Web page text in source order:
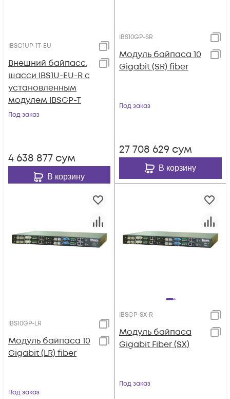
IBSG1UP-1T-EU
Внешний байпасс,
шасси IBS1U-EU-R с
установленным
модулем IBSGP-T
Под заказ
4 638 877 сум
В корзину
IBS10GP-SR
Модуль байпаса 10
Gigabit (SR) fiber
Под заказ
27 708 629 сум
В корзину
IBS10GP-LR
Модуль байпаса 10
Gigabit (LR) fiber
Под заказ
IBSGP-SX-R
Модуль байпаса
Gigabit Fiber (SX)
Под заказ